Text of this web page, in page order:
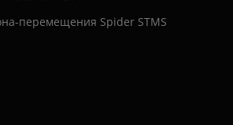
перемещения Spider STMS